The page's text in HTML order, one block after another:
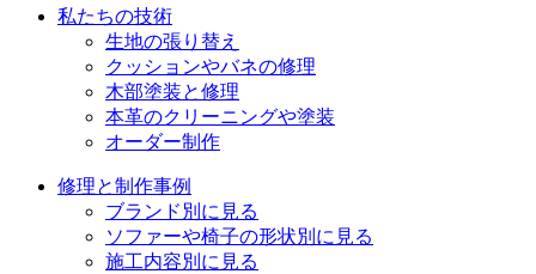
私たちの技術
生地の張り替え
クッションやバネの修理
木部塗装と修理
本革のクリーニングや塗装
オーダー制作
修理と制作事例
ブランド別に見る
ソファーや椅子の形状別に見る
施工内容別に見る